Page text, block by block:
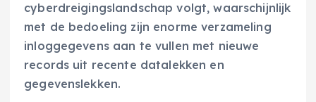
cyberdreigingslandschap volgt, waarschijnlijk
met de bedoeling zijn enorme verzameling
inloggegevens aan te vullen met nieuwe
records uit recente datalekken en
gegevenslekken.